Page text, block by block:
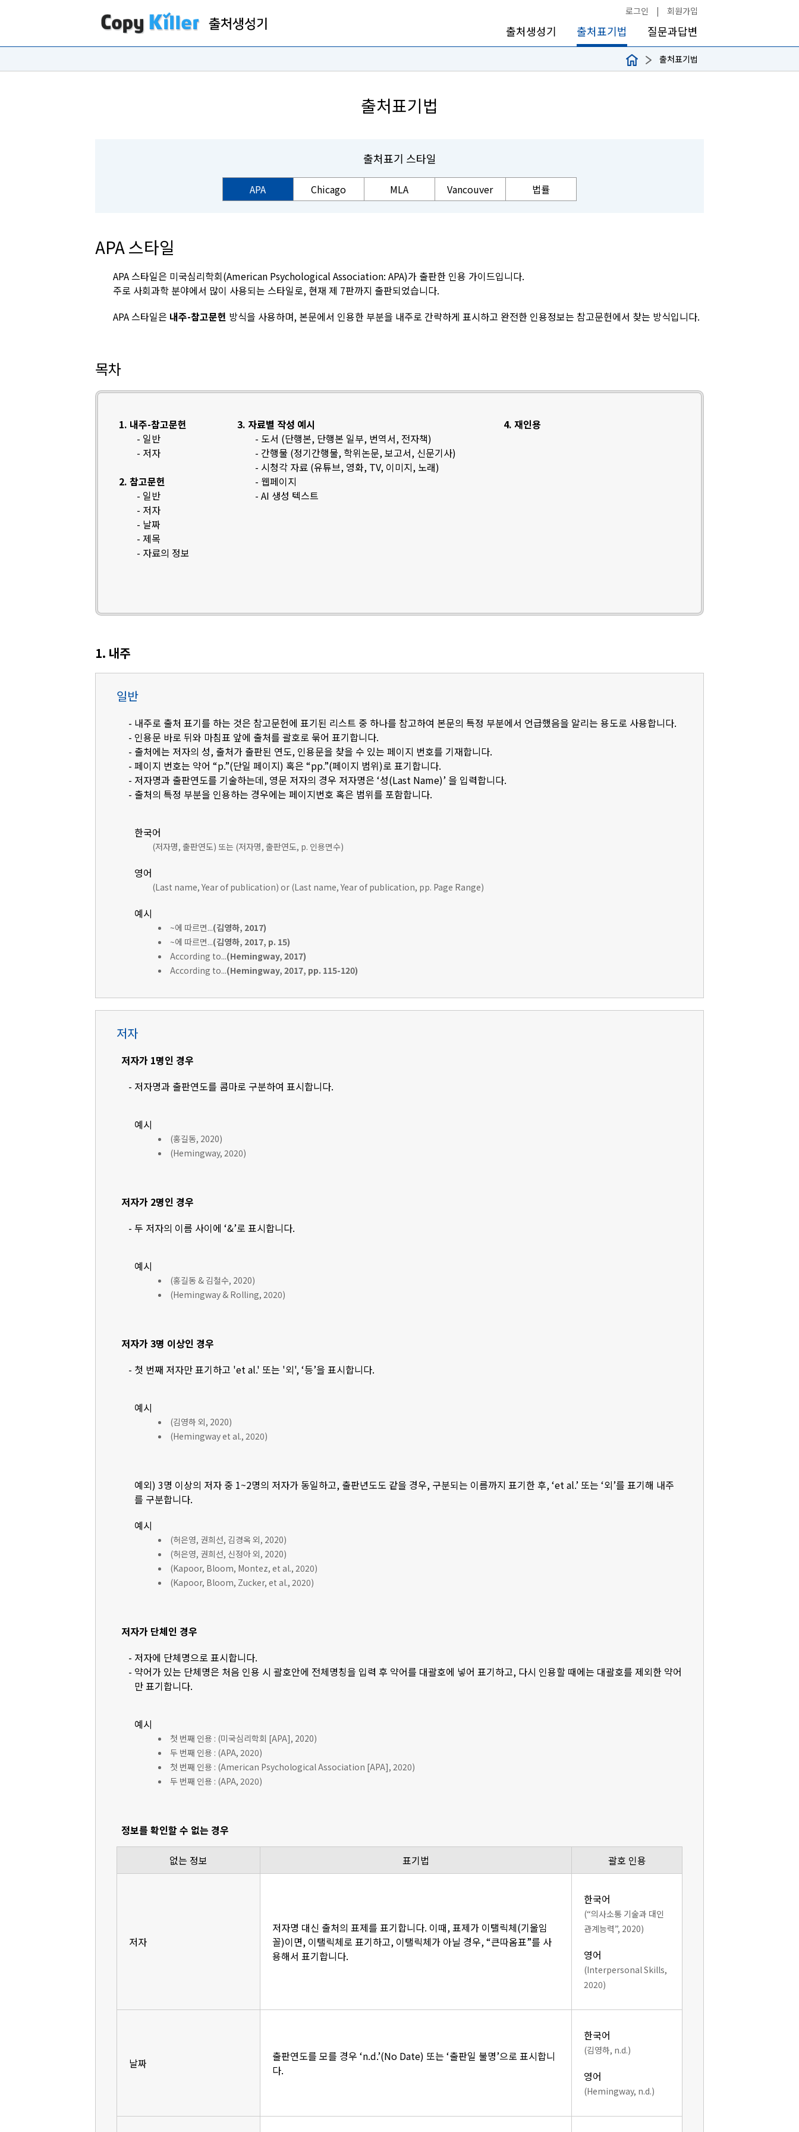
로그인 | 회원가입
출처생성기 출처표기법 질문과답변
출처표기법
출처표기법
출처표기 스타일
APA Chicago MLA Vancouver 법률
APA 스타일
APA 스타일은 미국심리학회(American Psychological Association: APA)가 출판한 인용 가이드입니다.
주로 사회과학 분야에서 많이 사용되는 스타일로, 현재 제 7판까지 출판되었습니다.
APA 스타일은 내주-참고문헌 방식을 사용하며, 본문에서 인용한 부분을 내주로 간략하게 표시하고 완전한 인용정보는 참고문헌에서 찾는 방식입니다.
목차
1. 내주-참고문헌
- 일반
- 저자
2. 참고문헌
- 일반
- 저자
- 날짜
- 제목
- 자료의 정보
3. 자료별 작성 예시
- 도서 (단행본, 단행본 일부, 번역서, 전자책)
- 간행물 (정기간행물, 학위논문, 보고서, 신문기사)
- 시청각 자료 (유튜브, 영화, TV, 이미지, 노래)
- 웹페이지
- AI 생성 텍스트
4. 재인용
1. 내주
일반
- 내주로 출처 표기를 하는 것은 참고문헌에 표기된 리스트 중 하나를 참고하여 본문의 특정 부분에서 언급했음을 알리는 용도로 사용합니다.
- 인용문 바로 뒤와 마침표 앞에 출처를 괄호로 묶어 표기합니다.
- 출처에는 저자의 성, 출처가 출판된 연도, 인용문을 찾을 수 있는 페이지 번호를 기재합니다.
- 페이지 번호는 약어 “p.”(단일 페이지) 혹은 “pp.”(페이지 범위)로 표기합니다.
- 저자명과 출판연도를 기술하는데, 영문 저자의 경우 저자명은 ‘성(Last Name)’ 을 입력합니다.
- 출처의 특정 부분을 인용하는 경우에는 페이지번호 혹은 범위를 포함합니다.
한국어
(저자명, 출판연도) 또는 (저자명, 출판연도, p. 인용면수)
영어
(Last name, Year of publication) or (Last name, Year of publication, pp. Page Range)
예시
~에 따르면...(김영하, 2017)
~에 따르면...(김영하, 2017, p. 15)
According to...(Hemingway, 2017)
According to...(Hemingway, 2017, pp. 115-120)
저자
저자가 1명인 경우
- 저자명과 출판연도를 콤마로 구분하여 표시합니다.
예시
(홍길동, 2020)
(Hemingway, 2020)
저자가 2명인 경우
- 두 저자의 이름 사이에 ‘&’로 표시합니다.
예시
(홍길동 & 김철수, 2020)
(Hemingway & Rolling, 2020)
저자가 3명 이상인 경우
- 첫 번째 저자만 표기하고 'et al.' 또는 '외', ‘등’을 표시합니다.
예시
(김영하 외, 2020)
(Hemingway et al., 2020)
예외) 3명 이상의 저자 중 1~2명의 저자가 동일하고, 출판년도도 같을 경우, 구분되는 이름까지 표기한 후, ‘et al.’ 또는 ‘외’를 표기해 내주
를 구분합니다.
예시
(허은영, 권희선, 김경옥 외, 2020)
(허은영, 권희선, 신정아 외, 2020)
(Kapoor, Bloom, Montez, et al., 2020)
(Kapoor, Bloom, Zucker, et al., 2020)
저자가 단체인 경우
- 저자에 단체명으로 표시합니다.
- 약어가 있는 단체명은 처음 인용 시 괄호안에 전체명칭을 입력 후 약어를 대괄호에 넣어 표기하고, 다시 인용할 때에는 대괄호를 제외한 약어
만 표기합니다.
예시
첫 번째 인용 : (미국심리학회 [APA], 2020)
두 번째 인용 : (APA, 2020)
첫 번째 인용 : (American Psychological Association [APA], 2020)
두 번째 인용 : (APA, 2020)
정보를 확인할 수 없는 경우
없는 정보 표기법 괄호 인용
저자
저자명 대신 출처의 표제를 표기합니다. 이때, 표제가 이탤릭체(기울임
꼴)이면, 이탤릭체로 표기하고, 이탤릭체가 아닐 경우, “큰따옴표”를 사
용해서 표기합니다.
한국어
(“의사소통 기술과 대인
관계능력”, 2020)
영어
(Interpersonal Skills,
2020)
날짜
출판연도를 모를 경우 ‘n.d.’(No Date) 또는 ‘출판일 불명’으로 표시합니
다.
한국어
(김영하, n.d.)
영어
(Hemingway, n.d.)